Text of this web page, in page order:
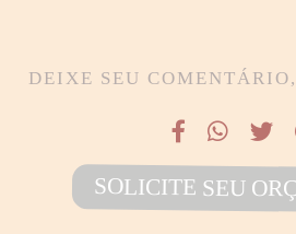
DEIXE SEU
SOLICITE SEU